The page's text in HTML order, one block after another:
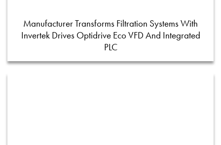
Manufacturer Transforms Filtration Systems With
Invertek Drives Optidrive Eco VFD And Integrated
PLC